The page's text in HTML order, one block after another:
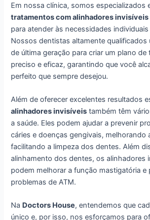
Em nossa clínica, somos especializados
tratamentos com alinhadores invisíveis
para atender às necessidades
Nossos dentistas altamente qualificados
de última geração para criar um plano de
preciso e eficaz, garantindo que você
perfeito que sempre desejou.
Além de oferecer excelentes resultados
alinhadores invisíveis também têm
a saúde. Eles podem ajudar a prevenir
cáries e doenças gengivais, melhorando
facilitando a limpeza dos dentes. Além
alinhamento dos dentes, os alinhadores
podem melhorar a função mastigatória e
problemas de ATM.
Na Doctors House, entendemos que
único e, por isso, nos esforçamos para